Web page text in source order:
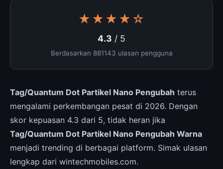
★★★★☆
4.3 / 5
Berdasarkan 881143 ulasan pengguna
Tag/Quantum Dot Partikel Nano Pengubah terus
mengalami perkembangan pesat di 2026. Dengan
skor kepuasan 4.3 dari 5, tidak heran jika
Tag/Quantum Dot Partikel Nano Pengubah Warna
menjadi trending di berbagai platform. Simak ulasan
lengkap dari wintechmobiles.com.